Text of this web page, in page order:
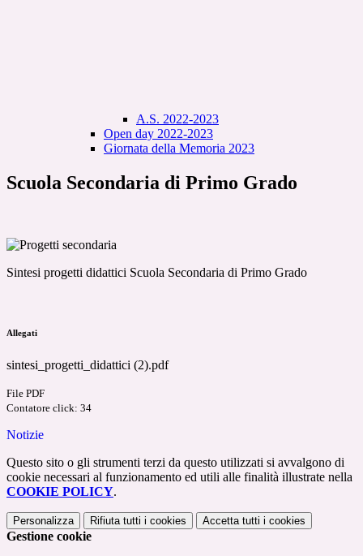
A.S. 2022-2023
Open day 2022-2023
Giornata della Memoria 2023
Scuola Secondaria di Primo Grado
Sintesi progetti didattici Scuola Secondaria di Primo Grado
Allegati
sintesi_progetti_didattici (2).pdf
File PDF
Contatore click: 34
Notizie
Questo sito o gli strumenti terzi da questo utilizzati si avvalgono di
cookie necessari al funzionamento ed utili alle finalità illustrate nella
COOKIE POLICY.
Personalizza Rifiuta tutti i cookies Accetta tutti i cookies
Gestione cookie